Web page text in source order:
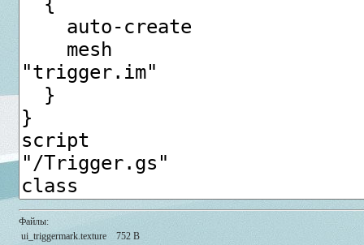
Файлы:
ui_triggermark.texture
752 B